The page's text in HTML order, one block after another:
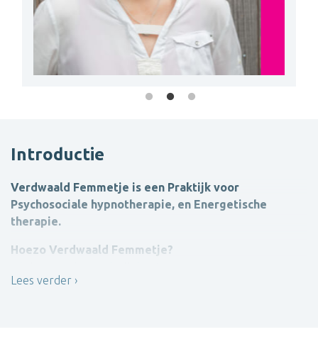
Introductie
Verdwaald Femmetje is een Praktijk voor
Psychosociale hypnotherapie, en Energetische
therapie.
Hoezo Verdwaald Femmetje?
Lees verder